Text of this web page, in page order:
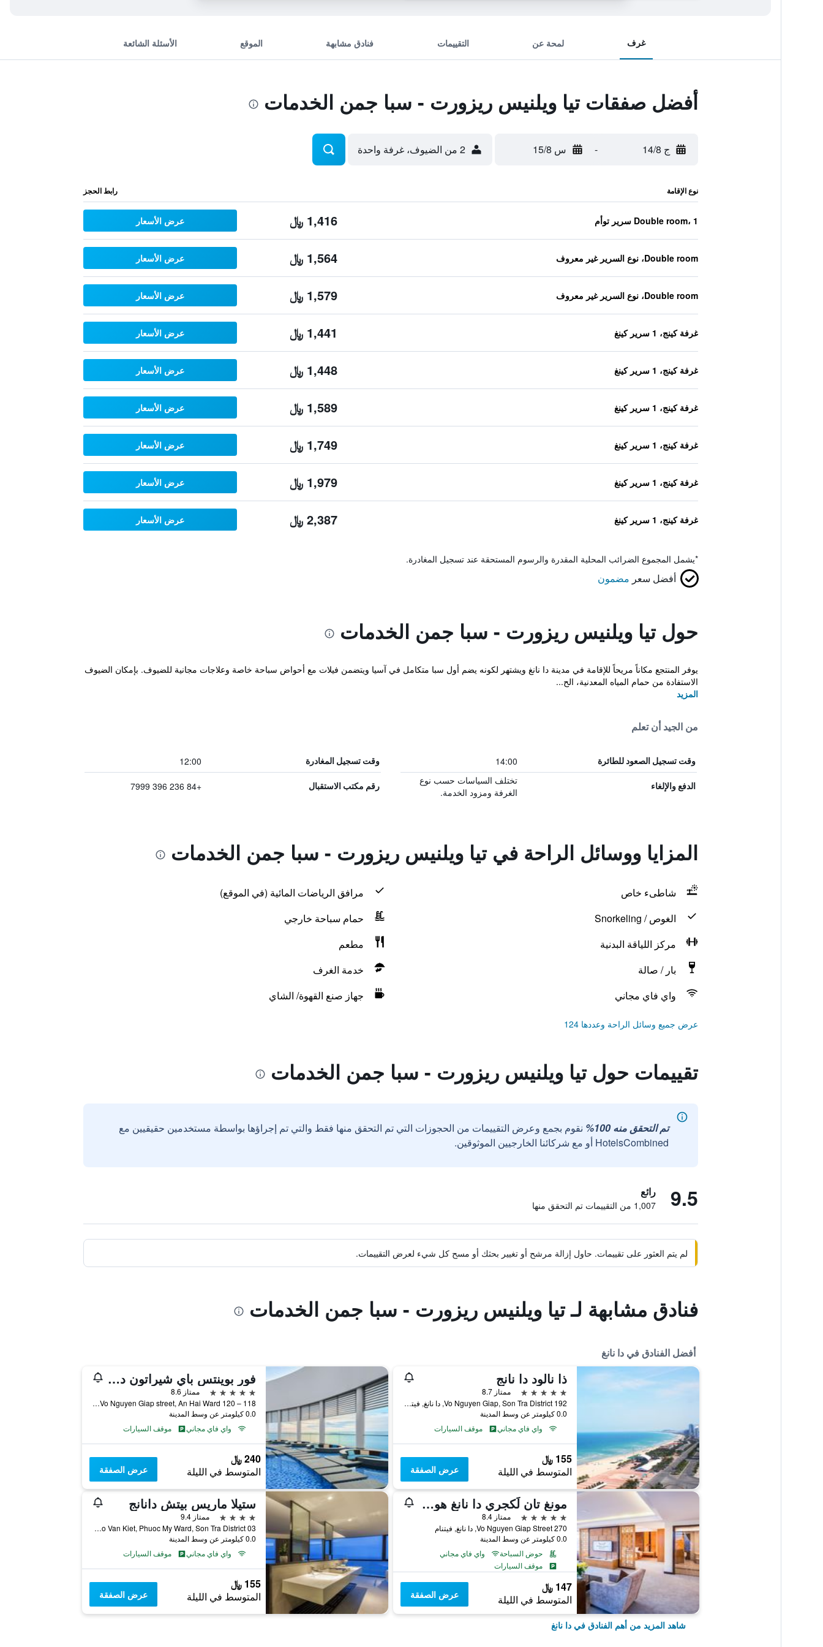
غرف لمحة عن التقييمات فنادق مشابهة الموقع الأسئلة الشائعة
أفضل صفقات تيا ويلنيس ريزورت - سبا جمن الخدمات
ج 14/8 - س 15/8 2 من الضيوف، غرفة واحدة
نوع الإقامة رابط الحجز
Double room، 1 سرير توأم 1,416 ﷼ عرض الأسعار
Double room، نوع السرير غير معروف 1,564 ﷼ عرض الأسعار
Double room، نوع السرير غير معروف 1,579 ﷼ عرض الأسعار
غرفة كينج، 1 سرير كينغ 1,441 ﷼ عرض الأسعار
غرفة كينج، 1 سرير كينغ 1,448 ﷼ عرض الأسعار
غرفة كينج، 1 سرير كينغ 1,589 ﷼ عرض الأسعار
غرفة كينج، 1 سرير كينغ 1,749 ﷼ عرض الأسعار
غرفة كينج، 1 سرير كينغ 1,979 ﷼ عرض الأسعار
غرفة كينج، 1 سرير كينغ 2,387 ﷼ عرض الأسعار
*يشمل المجموع الضرائب المحلية المقدرة والرسوم المستحقة عند تسجيل المغادرة.
أفضل سعر مضمون
حول تيا ويلنيس ريزورت - سبا جمن الخدمات
يوفر المنتجع مكاناً مريحاً للإقامة في مدينة دا نانغ ويشتهر لكونه يضم أول سبا متكامل في آسيا ويتضمن فيلات مع أحواض سباحة خاصة وعلاجات مجانية للضيوف. بإمكان الضيوف
الاستفادة من حمام المياه المعدنية، الح...
المزيد
من الجيد أن تعلم
وقت تسجيل الصعود للطائرة 14:00 وقت تسجيل المغادرة 12:00
الدفع والإلغاء
تختلف السياسات حسب نوع
الغرفة ومزود الخدمة.
رقم مكتب الاستقبال +84 236 396 7999
المزايا ووسائل الراحة في تيا ويلنيس ريزورت - سبا جمن الخدمات
شاطىء خاص
مرافق الرياضات المائية (في الموقع)
الغوص / Snorkeling
حمام سباحة خارجي
مركز اللياقة البدنية
مطعم
بار / صالة
خدمة الغرف
واي فاي مجاني
جهاز صنع القهوة/ الشاي
عرض جميع وسائل الراحة وعددها 124
تقييمات حول تيا ويلنيس ريزورت - سبا جمن الخدمات
تم التحقق منه 100%
نقوم بجمع وعرض التقييمات من الحجوزات التي تم التحقق منها فقط والتي تم إجراؤها بواسطة مستخدمين حقيقيين مع
HotelsCombined أو مع شركائنا الخارجيين الموثوقين.
9.5 رائع
1,007 من التقييمات تم التحقق منها
لم يتم العثور على تقييمات. حاول إزالة مرشح أو تغيير بحثك أو مسح كل شيء لعرض التقييمات.
فنادق مشابهة لـ تيا ويلنيس ريزورت - سبا جمن الخدمات
أفضل الفنادق في دا نانغ
ذا نالود دا نانج
5 نجوم
ممتاز 8.7
192 Vo Nguyen Giap, Son Tra District, دا نانغ, فيتنام
0.0 كيلومتر عن وسط المدينة
واي فاي مجاني
موقف السيارات
155 ﷼
المتوسط في الليلة عرض الصفقة
فور بوينتس باي شيراتون دانانج
5 نجوم
ممتاز 8.6
118 – 120 Vo Nguyen Giap street, An Hai Ward, دا نانغ, فيتنام
0.0 كيلومتر عن وسط المدينة
واي فاي مجاني
موقف السيارات
240 ﷼
المتوسط في الليلة عرض الصفقة
مونغ تان لَكجري دا نانغ هوتيل
5 نجوم
ممتاز 8.4
270 Vo Nguyen Giap Street, دا نانغ, فيتنام
0.0 كيلومتر عن وسط المدينة
حوض السباحة
واي فاي مجاني
موقف السيارات
147 ﷼
المتوسط في الليلة عرض الصفقة
ستيلا ماريس بيتش دانانج
4 نجوم
ممتاز 9.4
03 Vo Van Kiet, Phuoc My Ward, Son Tra District, دا نانغ, فيتنام
0.0 كيلومتر عن وسط المدينة
واي فاي مجاني
موقف السيارات
155 ﷼
المتوسط في الليلة عرض الصفقة
شاهد المزيد من أهم الفنادق في دا نانغ